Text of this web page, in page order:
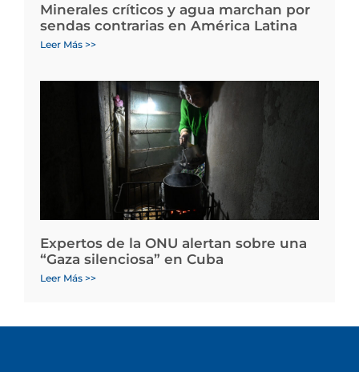
Minerales críticos y agua marchan por
sendas contrarias en América Latina
Leer Más >>
Expertos de la ONU alertan sobre una
“Gaza silenciosa” en Cuba
Leer Más >>